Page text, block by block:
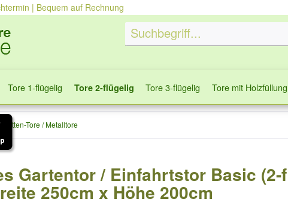
| Bequem auf Rechnung
Tore 1-flügelig Tore 2-flügelig Tore 3-flügelig Tore mit Holzfüllung
Tore / Metalltore
Gartentor / Einfahrtstor Basic
250cm x Höhe 200cm